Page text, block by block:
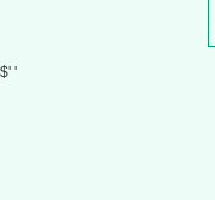
$' '